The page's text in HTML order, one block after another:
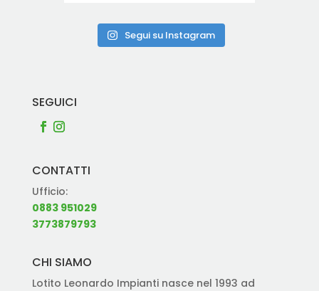
Segui su Instagram
SEGUICI
CONTATTI
Ufficio:
0883 951029
3773879793
CHI SIAMO
Lotito Leonardo Impianti nasce nel 1993 ad